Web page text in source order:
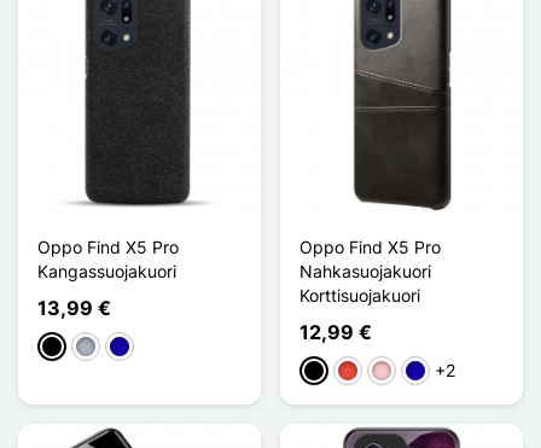
Oppo Find X5 Pro
Kangassuojakuori
13,99 €
MustaHarmaaBleu Foncé
Oppo Find X5 Pro
Nahkasuojakuori
Korttisuojakuori
12,99 €
MustaPunainen
PinkkiBleu Foncé
+2